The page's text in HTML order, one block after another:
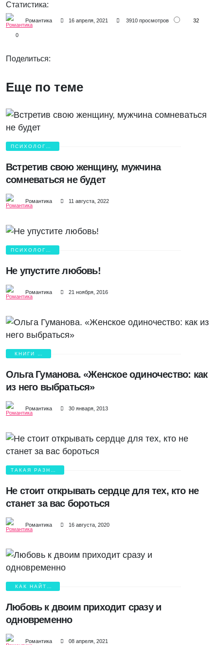
Статистика:
Романтика 16 апреля, 2021 3910 просмотров 32
0
Поделиться:
Еще по теме
ПСИХОЛОГИЯ
Встретив свою женщину, мужчина
сомневаться не будет
Романтика 11 августа, 2022
ПСИХОЛОГИЯ
Не упустите любовь!
Романтика 21 ноября, 2016
КНИГИ О
Ольга Гуманова. «Женское одиночество: как
из него выбраться»
Романтика 30 января, 2013
ТАКАЯ РАЗНАЯ
Не стоит открывать сердце для тех, кто не
станет за вас бороться
Романтика 16 августа, 2020
КАК НАЙТИ
Любовь к двоим приходит сразу и
одновременно
Романтика 08 апреля, 2021